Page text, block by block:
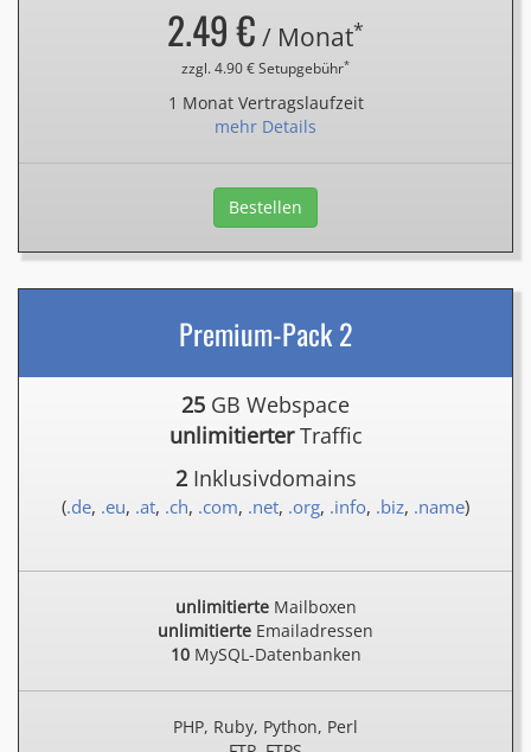
2.49 € / Monat*
zzgl. 4.90 € Setupgebühr*
1 Monat Vertragslaufzeit
mehr Details
Bestellen
Premium-Pack 2
25 GB Webspace
unlimitierterTraffic
2Inklusivdomains
(.de, .eu, .at, .ch, .com, .net, .org, .info, .biz, .name)
unlimitierteMailboxen
unlimitierte Emailadressen
10MySQL-Datenbanken
PHP, Ruby, Python, Perl